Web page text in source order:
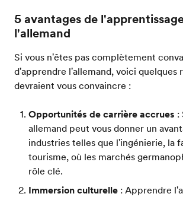
5 avantages de
l'allemand
Si vous n'êtes pas complètement
d'apprendre l'allemand, voici quelques
devraient vous convaincre :
Opportunités de carrière accrues :
allemand peut vous donner un
industries telles que l'ingénierie, la
tourisme, où les marchés
rôle clé.
Immersion culturelle : Apprendre